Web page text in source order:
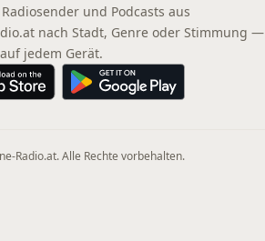
und Podcasts aus
nach Stadt, Genre oder Stimmung —
jedem Gerät.
Alle Rechte vorbehalten.